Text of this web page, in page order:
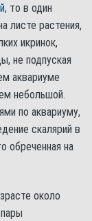
, то в один
листе растения,
икринок,
не подпуская
аквариуме
небольшой.
по аквариуму,
скалярий в
обреченная на
около